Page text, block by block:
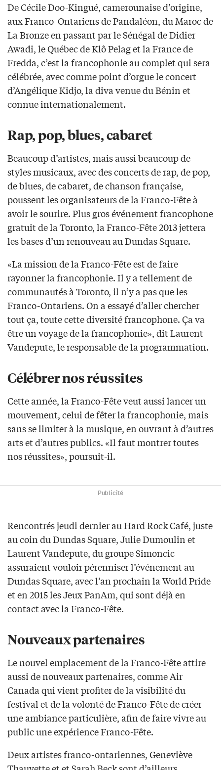
De Cécile Doo-Kingué, camerounaise d’origine,
aux Franco-Ontariens de Pandaléon, du Maroc de
La Bronze en passant par le Sénégal de Didier
Awadi, le Québec de Klô Pelag et la France de
Fredda, c’est la francophonie au complet qui sera
célébrée, avec comme point d’orgue le concert
d’Angélique Kidjo, la diva venue du Bénin et
connue internationalement.
Rap, pop, blues, cabaret
Beaucoup d’artistes, mais aussi beaucoup de
styles musicaux, avec des concerts de rap, de pop,
de blues, de cabaret, de chanson française,
poussent les organisateurs de la Franco-Fête à
avoir le sourire. Plus gros événement francophone
gratuit de la Toronto, la Franco-Fête 2013 jettera
les bases d’un renouveau au Dundas Square.
«La mission de la Franco-Fête est de faire
rayonner la francophonie. Il y a tellement de
communautés à Toronto, il n’y a pas que les
Franco-Ontariens. On a essayé d’aller chercher
tout ça, toute cette diversité francophone. Ça va
être un voyage de la francophonie», dit Laurent
Vandepute, le responsable de la programmation.
Célébrer nos réussites
Cette année, la Franco-Fête veut aussi lancer un
mouvement, celui de fêter la francophonie, mais
sans se limiter à la musique, en ouvrant à d’autres
arts et d’autres publics. «Il faut montrer toutes
nos réussites», poursuit-il.
Publicité
Rencontrés jeudi dernier au Hard Rock Café, juste
au coin du Dundas Square, Julie Dumoulin et
Laurent Vandepute, du groupe Simoncic
assuraient vouloir pérenniser l’événement au
Dundas Square, avec l’an prochain la World Pride
et en 2015 les Jeux PanAm, qui sont déjà en
contact avec la Franco-Fête.
Nouveaux partenaires
Le nouvel emplacement de la Franco-Fête attire
aussi de nouveaux partenaires, comme Air
Canada qui vient profiter de la visibilité du
festival et de la volonté de Franco-Fête de créer
une ambiance particulière, afin de faire vivre au
public une expérience Franco-Fête.
Deux artistes franco-ontariennes, Geneviève